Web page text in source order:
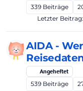
339 Beiträge
Letzter Beitrag:
AIDA -
Angeheftet
539 Beiträge